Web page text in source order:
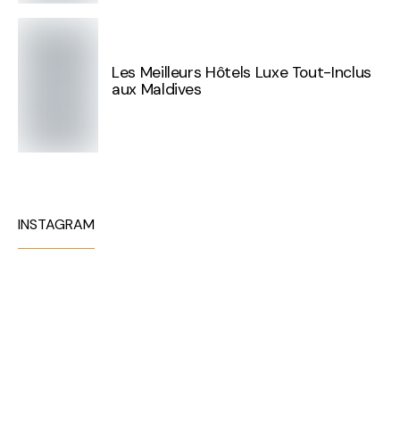
Les Meilleurs Hôtels Luxe Tout-Inclus
aux Maldives
INSTAGRAM